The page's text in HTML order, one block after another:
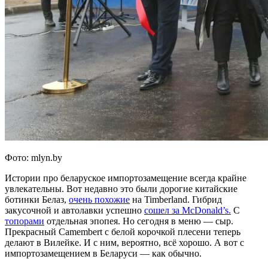
Фото: mlyn.by
Истории про беларуское импортозамещение всегда крайне
увлекательны. Вот недавно это были дорогие китайские
ботинки Белаз, очень похожие на Timberland. Гибрид
закусочной и автолавки успешно сошел за McDonald’s. С
топорами отдельная эпопея. Но сегодня в меню — сыр.
Прекрасный Camembert с белой корочкой плесени теперь
делают в Вилейке. И с ним, вероятно, всё хорошо. А вот с
импортозамещением в Беларуси — как обычно.